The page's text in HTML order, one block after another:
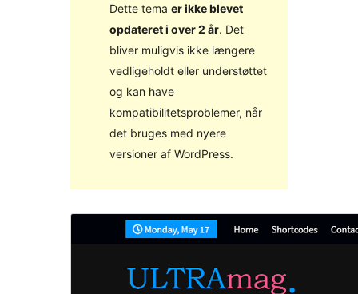
Dette tema er ikke blevet
opdateret i over 2 år. Det
bliver muligvis ikke længere
vedligeholdt eller understøttet
og kan have
kompatibilitetsproblemer, når
det bruges med nyere
versioner af WordPress.